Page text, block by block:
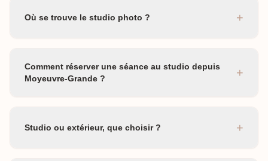
Où se trouve le studio photo ? +
Comment réserver une séance au studio depuis
Moyeuvre-Grande ?
+
Studio ou extérieur, que choisir ? +